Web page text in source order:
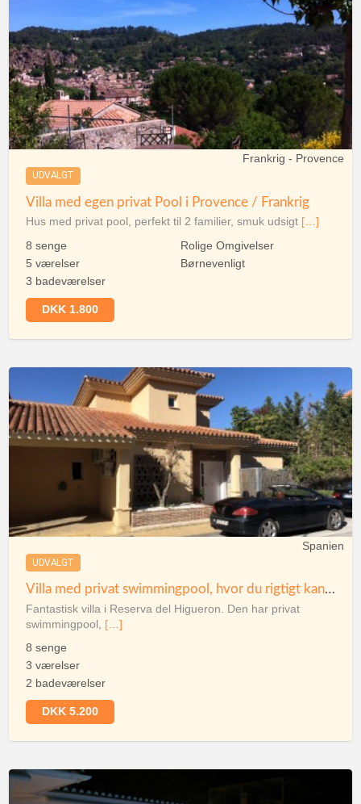
UDVALGT
Frankrig - Provence
Villa med egen privat Pool i Provence / Frankrig
Hus med privat pool, perfekt til 2 familier, smuk udsigt […]
8 senge
5 værelser
3 badeværelser
Rolige Omgivelser
Børnevenligt
DKK 1.800
UDVALGT
Spanien
Villa med privat swimmingpool, hvor du rigtigt kan sidde og nyde udsigten over bjergene
Fantastisk villa i Reserva del Higueron. Den har privat
swimmingpool, […]
8 senge
3 værelser
2 badeværelser
DKK 5.200